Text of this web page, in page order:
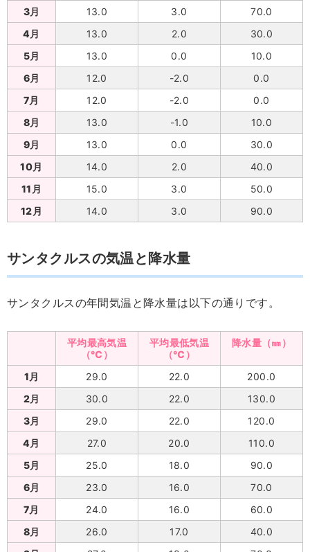
3月
13.0 3.0
70.0
4月
13.0 2.0
30.0
5月
13.0 0.0
10.0
6月
12.0 -2.0
0.0
7月
12.0 -2.0
0.0
8月
13.0 -1.0
10.0
9月
13.0 0.0
30.0
10月
14.0 2.0
40.0
11月
15.0 3.0
50.0
12月
14.0 3.0 90.0
サンタクルスの気温と降水量
サンタクルスの年間気温と降水量は以下の通りです。
平均最高気温
（℃）
平均最低気温
（℃）
降水量（㎜）
1月 29.0 22.0
200.0
2月
30.0 22.0
130.0
3月
29.0 22.0
120.0
4月
27.0 20.0
110.0
5月
25.0 18.0
90.0
6月
23.0 16.0
70.0
7月
24.0 16.0
60.0
8月
26.0 17.0
40.0